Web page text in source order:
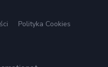
Polityka Cookies